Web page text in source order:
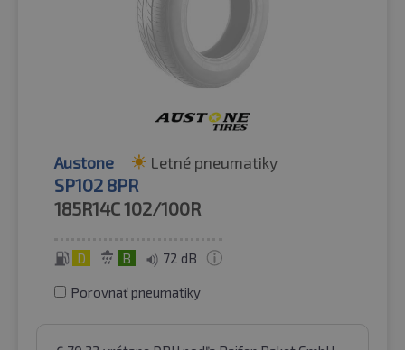
Austone Letné pneumatiky
SP102 8PR
185R14C102/100R
D B 72 dB
Porovnať pneumatiky